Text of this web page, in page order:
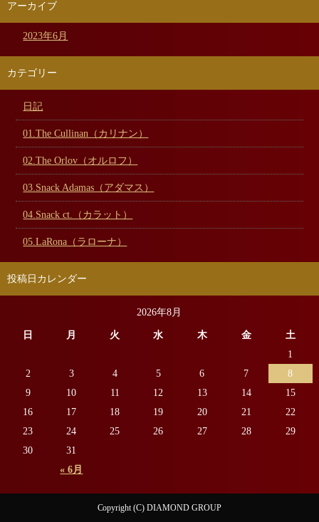
アーカイブ
2023年6月
カテゴリー
日記
01.The Cullinan（カリナン）
02.The Orlov（オルロフ）
03.Snack Adamas（アダマス）
04.Snack ct.（カラット）
05.LaRona（ラローナ）
投稿日カレンダー
2026年8月
日 月 火 水 木 金 土
« 6月
1
2
3 4 5 6 7
8
9
10 11 12 13 14
15
16
17 18 19 20 21
22
23
24 25 26 27 28
29
30
31
Copyright (C) DIAMOND GROUP